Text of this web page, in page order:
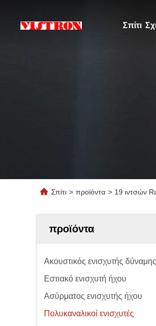
Σπίτι
Σπίτι > προϊόντα > 19 ιντσών
προϊόντα
Ακουστικός ενισχυτής δύναμης
Εστιακό ενισχυτή ήχου
Ασύρματος ενισχυτής ήχου
Πολυκαναλικοί ενισχυτές